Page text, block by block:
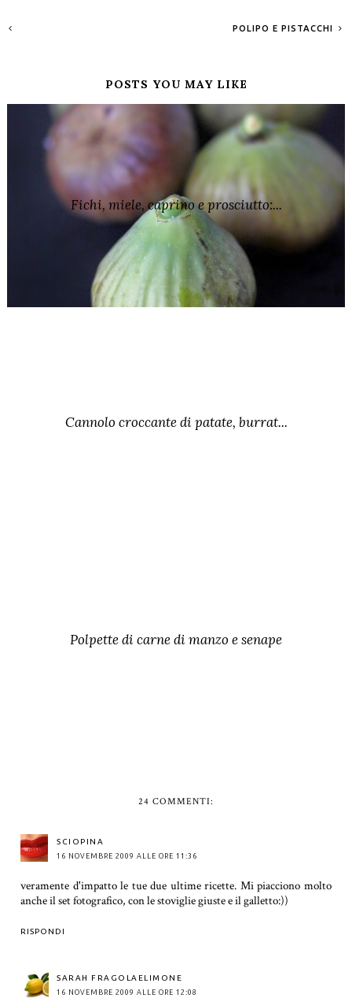
POLIPO E PISTACCHI
POSTS YOU MAY LIKE
Fichi, miele, caprino e prosciutto:...
Cannolo croccante di patate, burrat...
Polpette di carne di manzo e senape
24 COMMENTI:
SCIOPINA
16 NOVEMBRE 2009 ALLE ORE 11:36
veramente d'impatto le tue due ultime ricette. Mi piacciono molto
anche il set fotografico, con le stoviglie giuste e il galletto:))
RISPONDI
SARAH FRAGOLAELIMONE
16 NOVEMBRE 2009 ALLE ORE 12:08